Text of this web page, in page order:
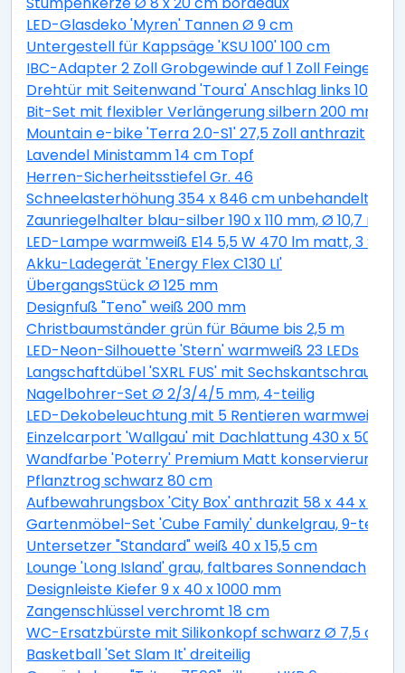
LED-Glasdeko 'Myren' Tannen Ø 9 cm
Untergestell für Kappsäge 'KSU 100' 100 cm
IBC-Adapter 2 Zoll Grobgewinde auf 1 Zoll
Drehtür mit Seitenwand 'Toura' Anschlag links 100 x
Bit-Set mit flexibler Verlängerung silbern 200 mm 11-
Mountain e-bike 'Terra 2.0-S1' 27,5 Zoll anthrazit
Lavendel Ministamm 14 cm Topf
Herren-Sicherheitsstiefel Gr. 46
Schneelasterhöhung 354 x 846 cm unbehandelt 6
Zaunriegelhalter blau-silber 190 x 110 mm, Ø 10,7 mm
LED-Lampe warmweiß E14 5,5 W 470 lm matt, 3
Akku-Ladegerät 'Energy Flex C130 LI'
ÜbergangsStück Ø 125 mm
Designfuß "Teno" weiß 200 mm
Christbaumständer grün für Bäume bis 2,5 m
LED-Neon-Silhouette 'Stern' warmweiß 23 LEDs
Langschaftdübel 'SXRL FUS' mit Sechskantschraube,
Nagelbohrer-Set Ø 2/3/4/5 mm, 4-teilig
LED-Dekobeleuchtung mit 5 Rentieren warmweiß
Einzelcarport 'Wallgau' mit Dachlattung 430 x 500
Wandfarbe 'Poterry' Premium Matt
Pflanztrog schwarz 80 cm
Aufbewahrungsbox 'City Box' anthrazit 58 x 44 x 55
Gartenmöbel-Set 'Cube Family' dunkelgrau, 9-teilig
Untersetzer "Standard" weiß 40 x 15,5 cm
Lounge 'Long Island' grau, faltbares Sonnendach
Designleiste Kiefer 9 x 40 x 1000 mm
Zangenschlüssel verchromt 18 cm
WC-Ersatzbürste mit Silikonkopf schwarz Ø 7,5 cm
Basketball 'Set Slam It' dreiteilig